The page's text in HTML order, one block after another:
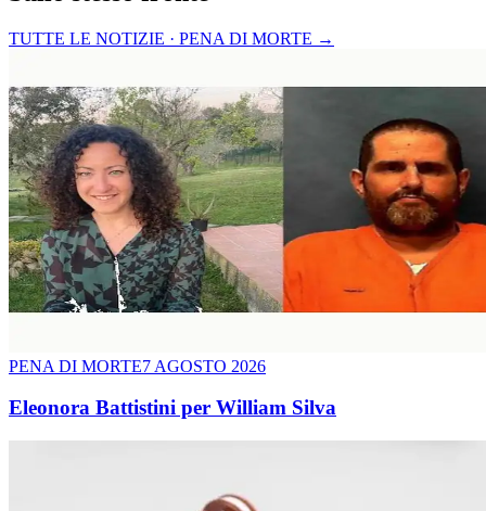
TUTTE LE NOTIZIE · PENA DI MORTE →
PENA DI MORTE7 AGOSTO 2026
Eleonora Battistini per William Silva